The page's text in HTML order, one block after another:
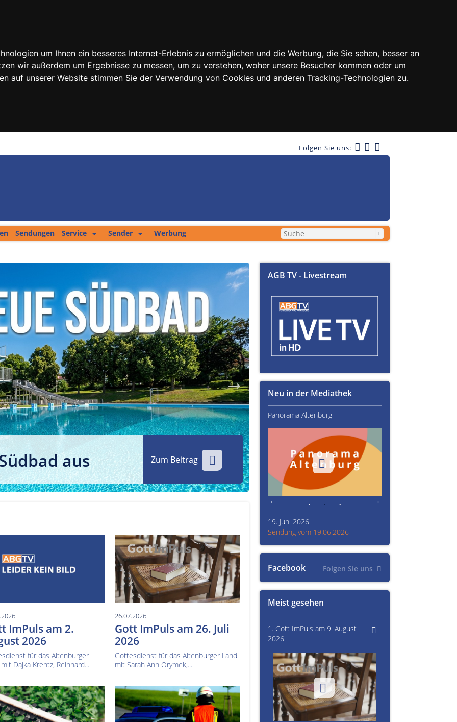
um Ihnen ein besseres Internet-Erlebnis zu ermöglichen und die Werbung, die Sie sehen, besser an
wir außerdem um Ergebnisse zu messen, um zu verstehen, woher unsere Besucher kommen oder um
auf unserer Website stimmen Sie der Verwendung von Cookies und anderen Tracking-Technologien zu.
Folgen Sie uns:
Sendungen
Service
Fitness Tipp
Filmproduktion
Private Kleinanzeigen
Sender
Unser Team
Werbung
aus Zum Beitrag Über Text-Fails,
den Prinzenraub
ImPuls am 2.
2026
für das Altenburger
Dajka Krentz, Reinhard...
26.07.2026
Gott ImPuls am 26. Juli
2026
Gottesdienst für das Altenburger Land
mit Sarah Ann Orymek,...
AGB TV - Livestream
Meist gesehen
1. Gott ImPuls am 9. August
2026
Facebook Folgen Sie uns
Neu in der Mediathek
Kultur im Altenburger Land Thüringen.TV Panorama Altenburg
19. Juni 2026
Sendung vom 19.06.2026